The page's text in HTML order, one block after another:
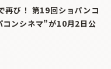
再び！ 第19回ショパンコ
コンシネマ”が10月2日公